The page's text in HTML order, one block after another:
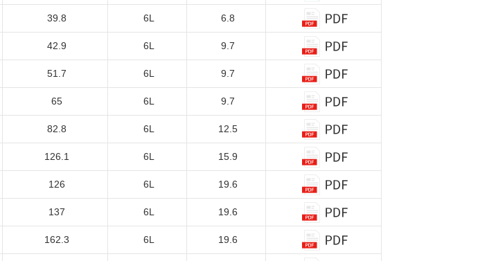
39.8 6L 6.8
42.9 6L 9.7
51.7 6L 9.7
65 6L 9.7
82.8 6L 12.5
126.1 6L 15.9
126 6L 19.6
137 6L 19.6
162.3 6L 19.6